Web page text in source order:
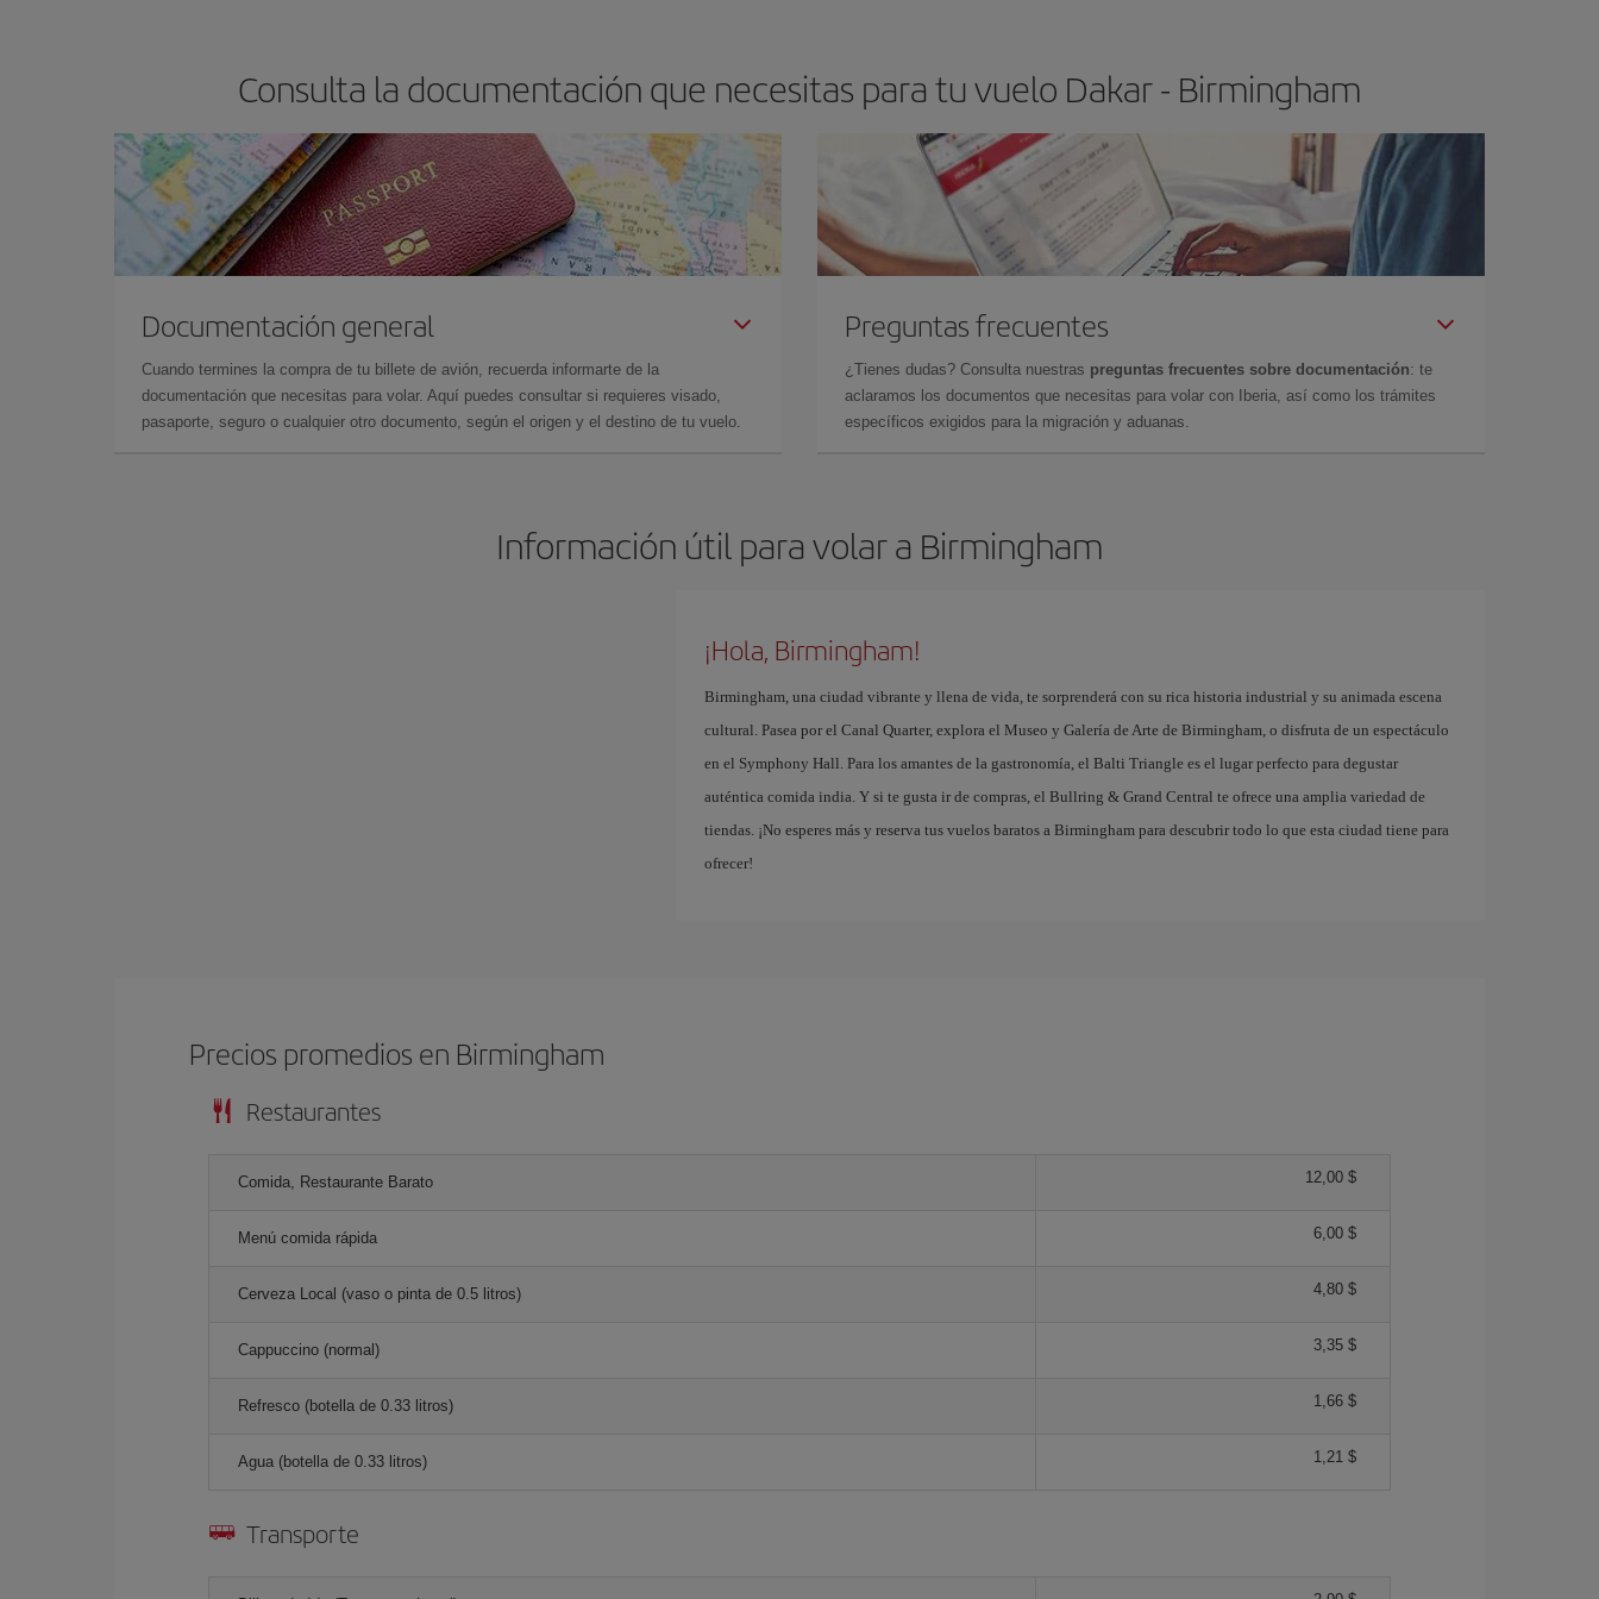
Consulta la documentación que necesitas para tu vuelo Dakar - Birmingham
Documentación general
Cuando termines la compra de tu billete de avión, recuerda informarte de la
documentación que necesitas para volar. Aquí puedes consultar si requieres visado,
pasaporte, seguro o cualquier otro documento, según el origen y el destino de tu vuelo.
Preguntas frecuentes
¿Tienes dudas? Consulta nuestras preguntas frecuentes sobre documentación: te
aclaramos los documentos que necesitas para volar con Iberia, así como los trámites
específicos exigidos para la migración y aduanas.
Información útil para volar a Birmingham
¡Hola, Birmingham!
Birmingham, una ciudad vibrante y llena de vida, te sorprenderá con su rica historia industrial y su animada escena
cultural. Pasea por el Canal Quarter, explora el Museo y Galería de Arte de Birmingham, o disfruta de un espectáculo
en el Symphony Hall. Para los amantes de la gastronomía, el Balti Triangle es el lugar perfecto para degustar
auténtica comida india. Y si te gusta ir de compras, el Bullring & Grand Central te ofrece una amplia variedad de
tiendas. ¡No esperes más y reserva tus vuelos baratos a Birmingham para descubrir todo lo que esta ciudad tiene para
ofrecer!
Precios promedios en Birmingham
Restaurantes
Comida, Restaurante Barato 12,00 $
Menú comida rápida 6,00 $
Cerveza Local (vaso o pinta de 0.5 litros) 4,80 $
Cappuccino (normal) 3,35 $
Refresco (botella de 0.33 litros) 1,66 $
Agua (botella de 0.33 litros) 1,21 $
Transporte